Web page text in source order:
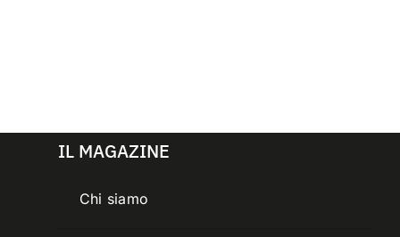
IL MAGAZINE
Chi siamo